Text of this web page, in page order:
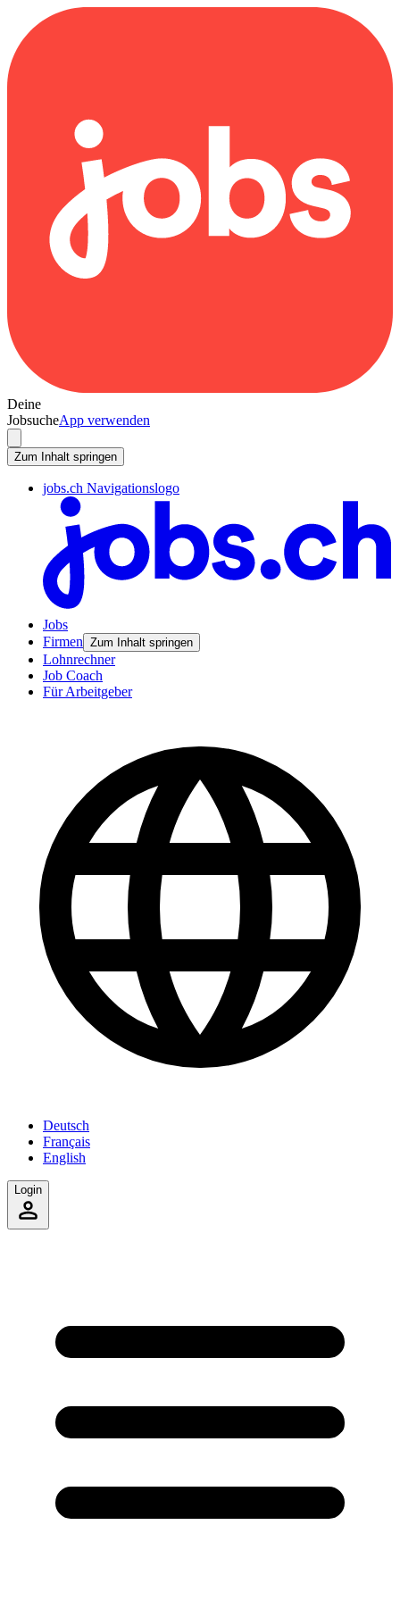
Deine
JobsucheApp verwenden
Zum Inhalt springen
jobs.ch Navigationslogo
Jobs
Firmen Zum Inhalt springen
Lohnrechner
Job Coach
Für Arbeitgeber
Deutsch
Français
English
Login